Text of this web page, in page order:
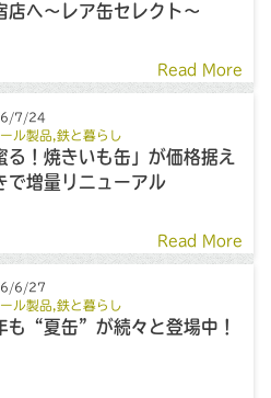
店へ～レア缶セレクト～
Read More
7/24
ル製品 ,鉄と暮らし
る！焼きいも缶」が価格据え
で増量リニューアル
Read More
6/27
ル製品 ,鉄と暮らし
も“夏缶”が続々と登場中！